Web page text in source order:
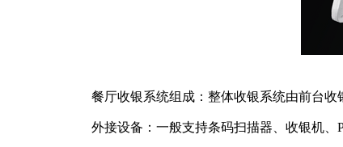
餐厅收银系统组成：整体收银系统由前台收
外接设备：一般支持条码扫描器、收银机、